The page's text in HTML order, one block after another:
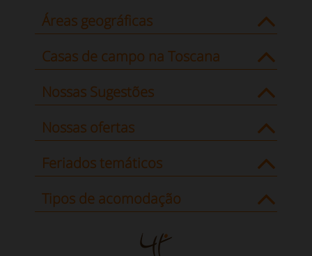
Áreas geográficas
Casas de campo na Toscana
Nossas Sugestões
Nossas ofertas
Feriados temáticos
Tipos de acomodação